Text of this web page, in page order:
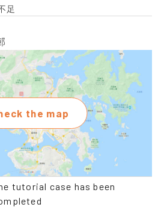
足
the map
tutorial case has been